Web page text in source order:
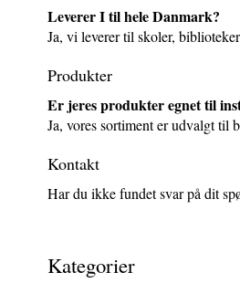
Leverer I til hele Danmark?
Ja, vi leverer til skoler,
Produkter
Er jeres produkter egnet til
Ja, vores sortiment er udvalgt til
Kontakt
Har du ikke fundet svar på dit
Kategorier